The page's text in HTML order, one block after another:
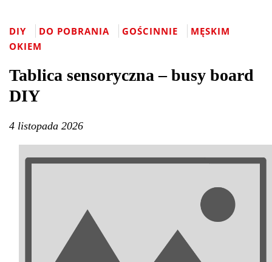
DIY DO POBRANIA GOŚCINNIE
MĘSKIM
OKIEM
Tablica sensoryczna – busy board
DIY
4 listopada 2026